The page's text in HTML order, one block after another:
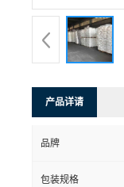
产品详请
品牌
包装规格